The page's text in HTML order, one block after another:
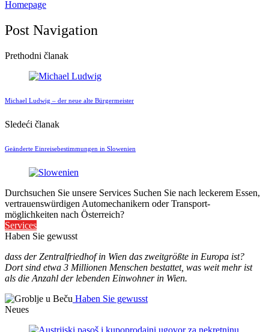
Homepage
Post Navigation
Prethodni članak
Michael Ludwig – der neue alte Bürgermeister
Sledeći članak
Geänderte Einreisebestimmungen in Slowenien
Durchsuchen Sie unsere Services Suchen Sie nach leckerem Essen,
vertrauenswürdigen Automechanikern oder Transport-
möglichkeiten nach Österreich?
Services
Haben Sie gewusst
dass der Zentralfriedhof in Wien das zweitgrößte in Europa ist?
Dort sind etwa 3 Millionen Menschen bestattet, was weit mehr ist
als die Anzahl der lebenden Einwohner in Wien.
Haben Sie gewusst
Neues